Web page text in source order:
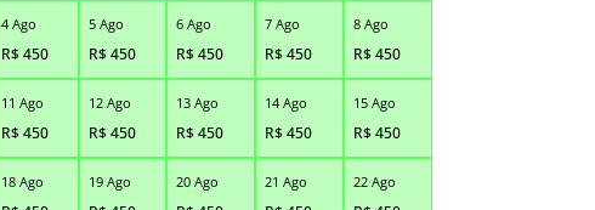
4 Ago
R$450
5 Ago
R$450
6 Ago
R$450
7 Ago
R$450
8 Ago
R$450
11 Ago
R$450
12 Ago
R$450
13 Ago
R$450
14 Ago
R$450
15 Ago
R$450
18 Ago 19 Ago 20 Ago 21 Ago 22 Ago